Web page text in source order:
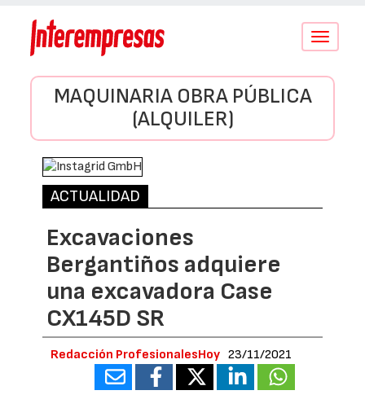
Conmutar
MAQUINARIA OBRA PÚBLICA
(ALQUILER)
ACTUALIDAD
Excavaciones
Bergantiños adquiere
una excavadora Case
CX145D SR
Redacción ProfesionalesHoy 23/11/2021